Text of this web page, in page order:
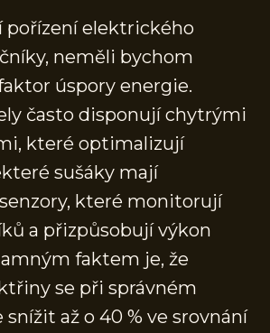
pořízení elektrického
neměli bychom
úspory energie.
často disponují chytrými
které optimalizují
sušáky mají
které monitorují
a přizpůsobují výkon
faktem je, že
se při správném
až o 40 % ve srovnání